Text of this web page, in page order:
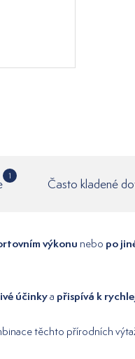
1
Často kladené
výkonu nebo po
účinkya přispívá k
těchto přírodních